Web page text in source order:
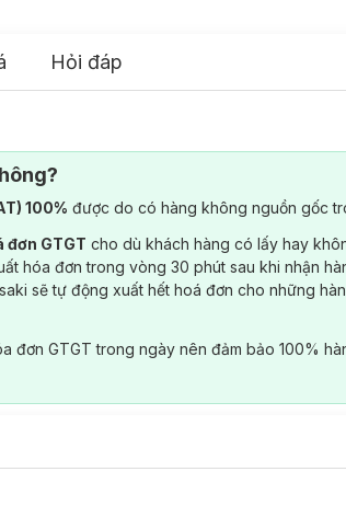
Hỏi đáp
100% được do có hàng không nguồn gốc
đơn GTGT cho dù khách hàng có lấy hay
hóa đơn trong vòng 30 phút sau khi nhận
sẽ tự động xuất hết hoá đơn cho những
đơn GTGT trong ngày nên đảm bảo 100%